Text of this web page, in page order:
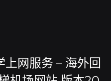
网服务 – 海外回